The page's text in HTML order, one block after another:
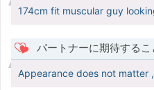
174cm fit muscular guy
パートナーに期待するこ
Appearance does not matter